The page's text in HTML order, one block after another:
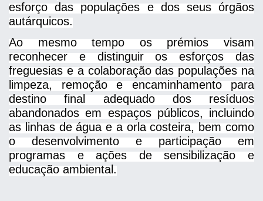
esforço das populações e dos seus órgãos
autárquicos.
Ao mesmo tempo os prémios visam
reconhecer e distinguir os esforços das
freguesias e a colaboração das populações na
limpeza, remoção e encaminhamento para
destino final adequado dos resíduos
abandonados em espaços públicos, incluindo
as linhas de água e a orla costeira, bem como
o desenvolvimento e participação em
programas e ações de sensibilização e
educação ambiental.